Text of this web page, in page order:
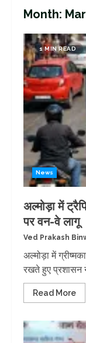
Month:
1 MIN READ
News
अल्मोड़ा में
पर वन-वे लागू
Ved Prakash
अल्मोड़ा में
रखते हुए प्रशासन
Read More